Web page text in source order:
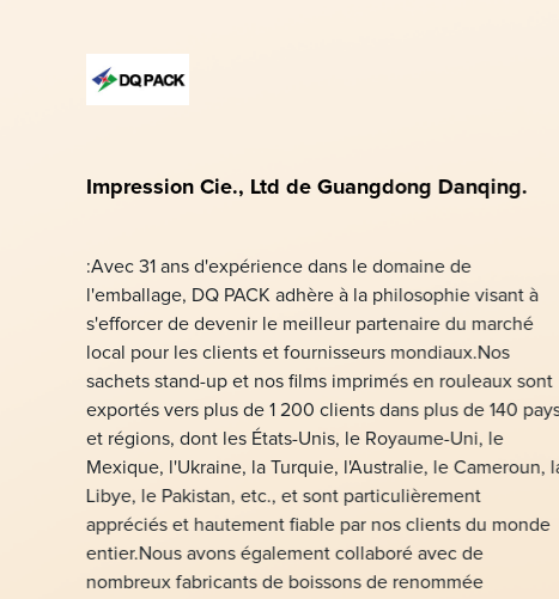
Impression Cie., Ltd de Guangdong Danqing.
:Avec 31 ans d'expérience dans le domaine de
l'emballage, DQ PACK adhère à la philosophie visant à
s'efforcer de devenir le meilleur partenaire du marché
local pour les clients et fournisseurs mondiaux.Nos
sachets stand-up et nos films imprimés en rouleaux sont
exportés vers plus de 1 200 clients dans plus de 140
et régions, dont les États-Unis, le Royaume-Uni, le
Mexique, l'Ukraine, la Turquie, l'Australie, le Cameroun,
Libye, le Pakistan, etc., et sont particulièrement
appréciés et hautement fiable par nos clients du monde
entier.Nous avons également collaboré avec de
nombreux fabricants de boissons de renommée